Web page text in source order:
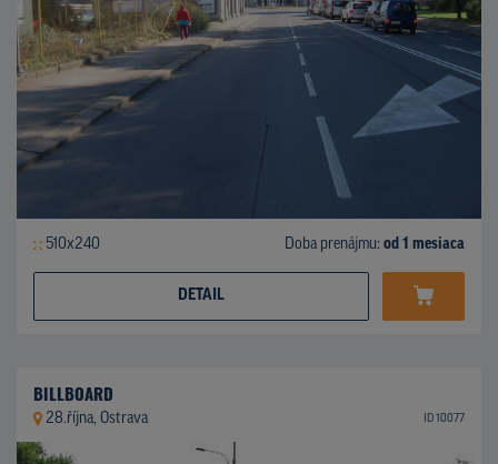
510x240 Doba prenájmu: od 1 mesiaca
DETAIL
BILLBOARD
28.října, Ostrava ID 10077